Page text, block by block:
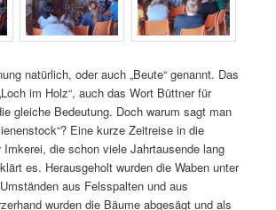
natürlich, oder auch „Beute“ genannt. Das
im Holz“, auch das Wort Büttner für
gleiche Bedeutung. Doch warum sagt man
Eine kurze Zeitreise in die
Imkerei, die schon viele Jahrtausende lang
es. Herausgeholt wurden die Waben unter
aus Felsspalten und aus
wurden die Bäume abgesägt und als